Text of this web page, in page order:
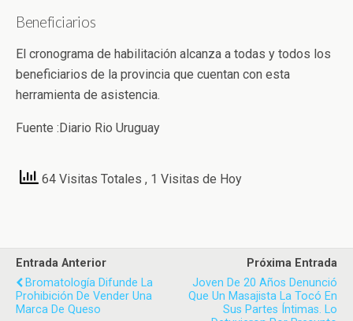
Beneficiarios
El cronograma de habilitación alcanza a todas y todos los
beneficiarios de la provincia que cuentan con esta
herramienta de asistencia.
Fuente :Diario Rio Uruguay
64 Visitas Totales , 1 Visitas de Hoy
Entrada Anterior
Bromatología Difunde La
Prohibición De Vender Una
Marca De Queso
Próxima Entrada
Joven De 20 Años Denunció
Que Un Masajista La Tocó En
Sus Partes Íntimas. Lo